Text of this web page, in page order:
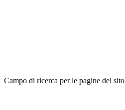
Campo di ricerca per le pagine del sito